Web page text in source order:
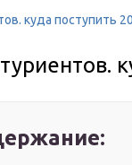
куда поступить